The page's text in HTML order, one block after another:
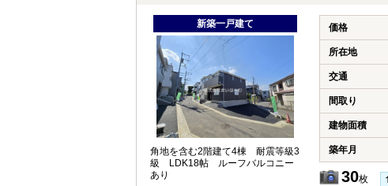
新築一戸建て
角地を含む2階建て4棟 耐震等級3
級 LDK18帖 ルーフバルコニー
あり
価格
所在地
交通
間取り
建物面積
築年月
30枚